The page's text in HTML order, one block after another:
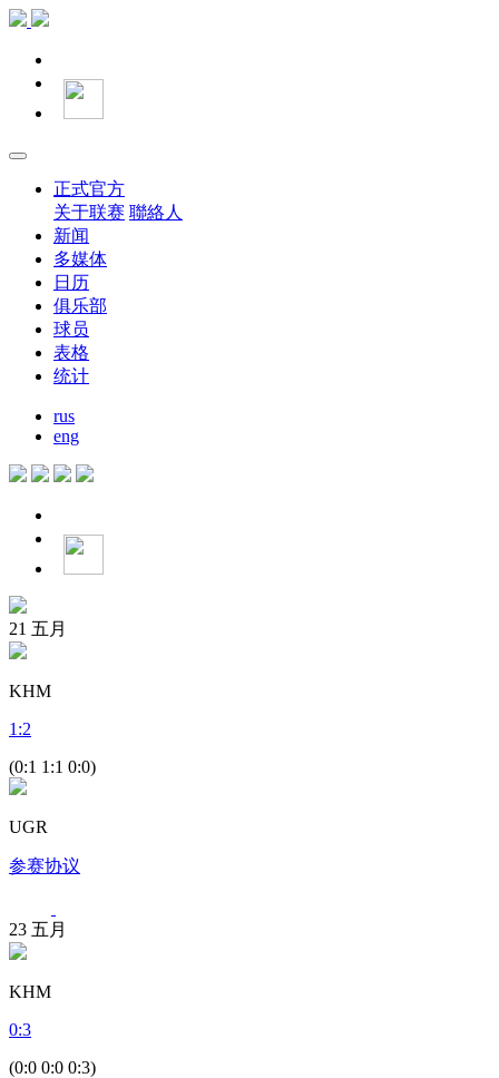
正式官方
关于联赛 聯絡人
新闻
多媒体
日历
俱乐部
球员
表格
统计
rus
eng
21 五月
KHM
1 :2
(0:1 1:1 0:0)
UGR
参赛协议
23 五月
KHM
0:3
(0:0 0:0 0:3)